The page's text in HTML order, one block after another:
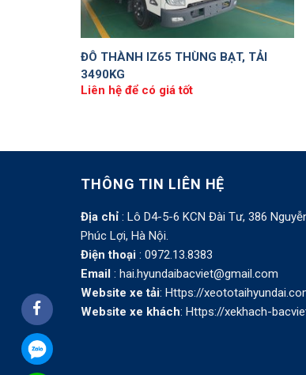
ĐÔ THÀNH IZ65 THÙNG BẠT, TẢI
3490KG
Liên hệ để có giá tốt
THÔNG TIN LIÊN HỆ
Địa chỉ : Lô D4-5-6 KCN Đài Tư, 386
Phúc Lợi, Hà Nội.
Điện thoại : 0972.13.8383
Email : hai.hyundaibacviet@gmail.com
Website xe tải: Https://
Website xe khách: Https://xekhach-